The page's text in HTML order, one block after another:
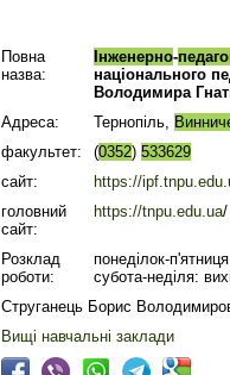
Повна
назва:
Інженерно-
національного
Володимира
Адреса:
Тернопіль,
факультет:
(0352) 533629
сайт:
https://
головний
сайт:
https://tnpu.edu.ua/
Розклад
роботи:
понеділок-
субота-неділя:
Струганець Борис
Вищі навчальні заклади